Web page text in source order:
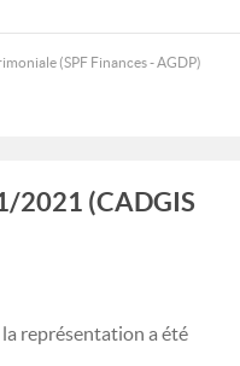
(SPF Finances - AGDP)
2021 (CADGIS
représentation a été